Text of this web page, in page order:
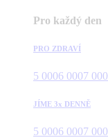
Pro každý den
PRO ZDRAVÍ
5 0006 0007 000
JÍME 3x DENNĚ
5 0006 0007 000